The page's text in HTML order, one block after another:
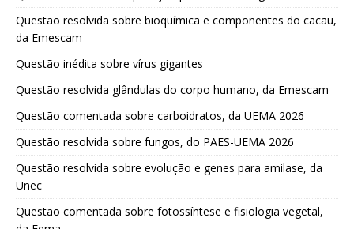
Questão resolvida sobre bioquímica e componentes do cacau,
da Emescam
Questão inédita sobre vírus gigantes
Questão resolvida glândulas do corpo humano, da Emescam
Questão comentada sobre carboidratos, da UEMA 2026
Questão resolvida sobre fungos, do PAES-UEMA 2026
Questão resolvida sobre evolução e genes para amilase, da
Unec
Questão comentada sobre fotossíntese e fisiologia vegetal,